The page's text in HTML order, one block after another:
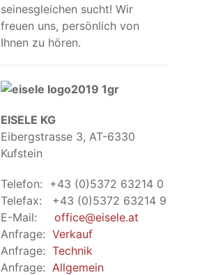
seinesgleichen sucht! Wir
freuen uns, persönlich von
Ihnen zu hören.
EISELE KG
Eibergstrasse 3, AT-6330
Kufstein
Telefon: +43 (0)5372 63214 0
Telefax: +43 (0)5372 63214 9
E-Mail: office@eisele.at
Anfrage: Verkauf
Anfrage: Technik
Anfrage: Allgemein